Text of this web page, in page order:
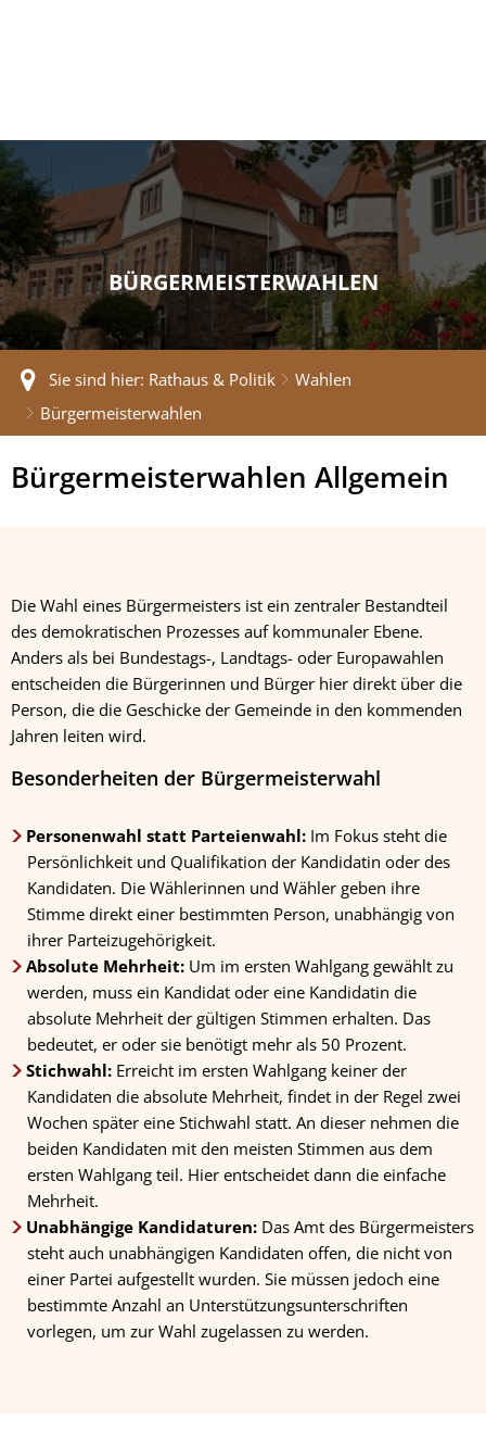
BÜRGERMEISTERWAHLEN
Sie sind hier: Rathaus & Politik
Wahlen
Bürgermeisterwahlen
Bürgermeisterwahlen
Bürgermeisterwahlen Allgemein
Die Wahl eines Bürgermeisters ist ein zentraler Bestandteil
des demokratischen Prozesses auf kommunaler Ebene.
Anders als bei Bundestags-, Landtags- oder Europawahlen
entscheiden die Bürgerinnen und Bürger hier direkt über die
Person, die die Geschicke der Gemeinde in den kommenden
Jahren leiten wird.
Besonderheiten der Bürgermeisterwahl
Personenwahl statt Parteienwahl: Im Fokus steht die
Persönlichkeit und Qualifikation der Kandidatin oder des
Kandidaten. Die Wählerinnen und Wähler geben ihre
Stimme direkt einer bestimmten Person, unabhängig von
ihrer Parteizugehörigkeit.
Absolute Mehrheit: Um im ersten Wahlgang gewählt zu
werden, muss ein Kandidat oder eine Kandidatin die
absolute Mehrheit der gültigen Stimmen erhalten. Das
bedeutet, er oder sie benötigt mehr als 50 Prozent.
Stichwahl: Erreicht im ersten Wahlgang keiner der
Kandidaten die absolute Mehrheit, findet in der Regel zwei
Wochen später eine Stichwahl statt. An dieser nehmen die
beiden Kandidaten mit den meisten Stimmen aus dem
ersten Wahlgang teil. Hier entscheidet dann die einfache
Mehrheit.
Unabhängige Kandidaturen: Das Amt des Bürgermeisters
steht auch unabhängigen Kandidaten offen, die nicht von
einer Partei aufgestellt wurden. Sie müssen jedoch eine
bestimmte Anzahl an Unterstützungsunterschriften
vorlegen, um zur Wahl zugelassen zu werden.